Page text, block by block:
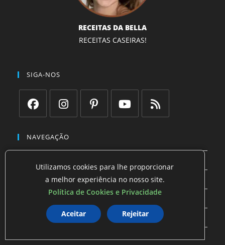
RECEITAS DA BELLA
RECEITAS CASEIRAS!
SIGA-NOS
em
uma
em
uma
uma
uma
uma
aba
NAVEGAÇÃO
Bebidas com Chocolate
Dicas e Truques com Chocolate
Utilizamos cookies para lhe proporcionar
a melhor experiência no nosso site.
Política de Cookies e Privacidade
Aceitar Rejeitar